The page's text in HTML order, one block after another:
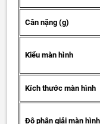
Cân nặng (g)
Kiểu màn hình
Kích thước màn hình
Độ phân giải màn hình